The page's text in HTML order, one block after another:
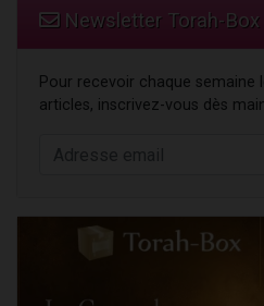
Newsletter Torah-
Pour recevoir chaque semaine
articles, inscrivez-vous dès